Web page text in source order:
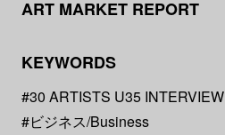
ART MARKET REPORT
KEYWORDS
#30 ARTISTS U35 INTERVIEW
#ビジネス/Business